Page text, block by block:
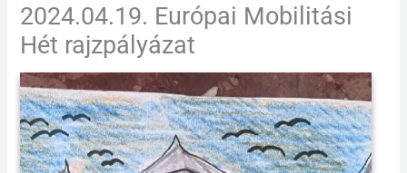
2024.04.19. Európai Mobilitási
Hét rajzpályázat